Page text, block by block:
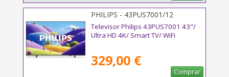
PHILIPS - 43PUS7001/12
Televisor Philips 43PUS7001 43"/
Ultra HD 4K/ Smart TV/ WiFi
329,00 €
Comprar